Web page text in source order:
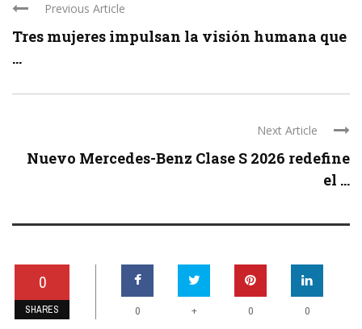
Previous Article
Tres mujeres impulsan la visión humana que
...
Next Article
Nuevo Mercedes-Benz Clase S 2026 redefine
el ...
0
SHARES 0 + 0 0